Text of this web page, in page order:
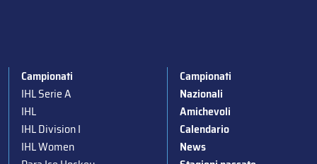
Campionati
IHL Serie A
IHL
IHL Division I
IHL Women
Campionati
Nazionali
Amichevoli
Calendario
News